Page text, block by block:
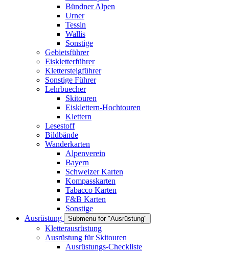
Bündner Alpen
Urner
Tessin
Wallis
Sonstige
Gebietsführer
Eiskletterführer
Klettersteigführer
Sonstige Führer
Lehrbuecher
Skitouren
Eisklettern-Hochtouren
Klettern
Lesestoff
Bildbände
Wanderkarten
Alpenverein
Bayern
Schweizer Karten
Kompasskarten
Tabacco Karten
F&B Karten
Sonstige
Ausrüstung
Submenu for "Ausrüstung"
Kletterausrüstung
Ausrüstung für Skitouren
Ausrüstungs-Checkliste